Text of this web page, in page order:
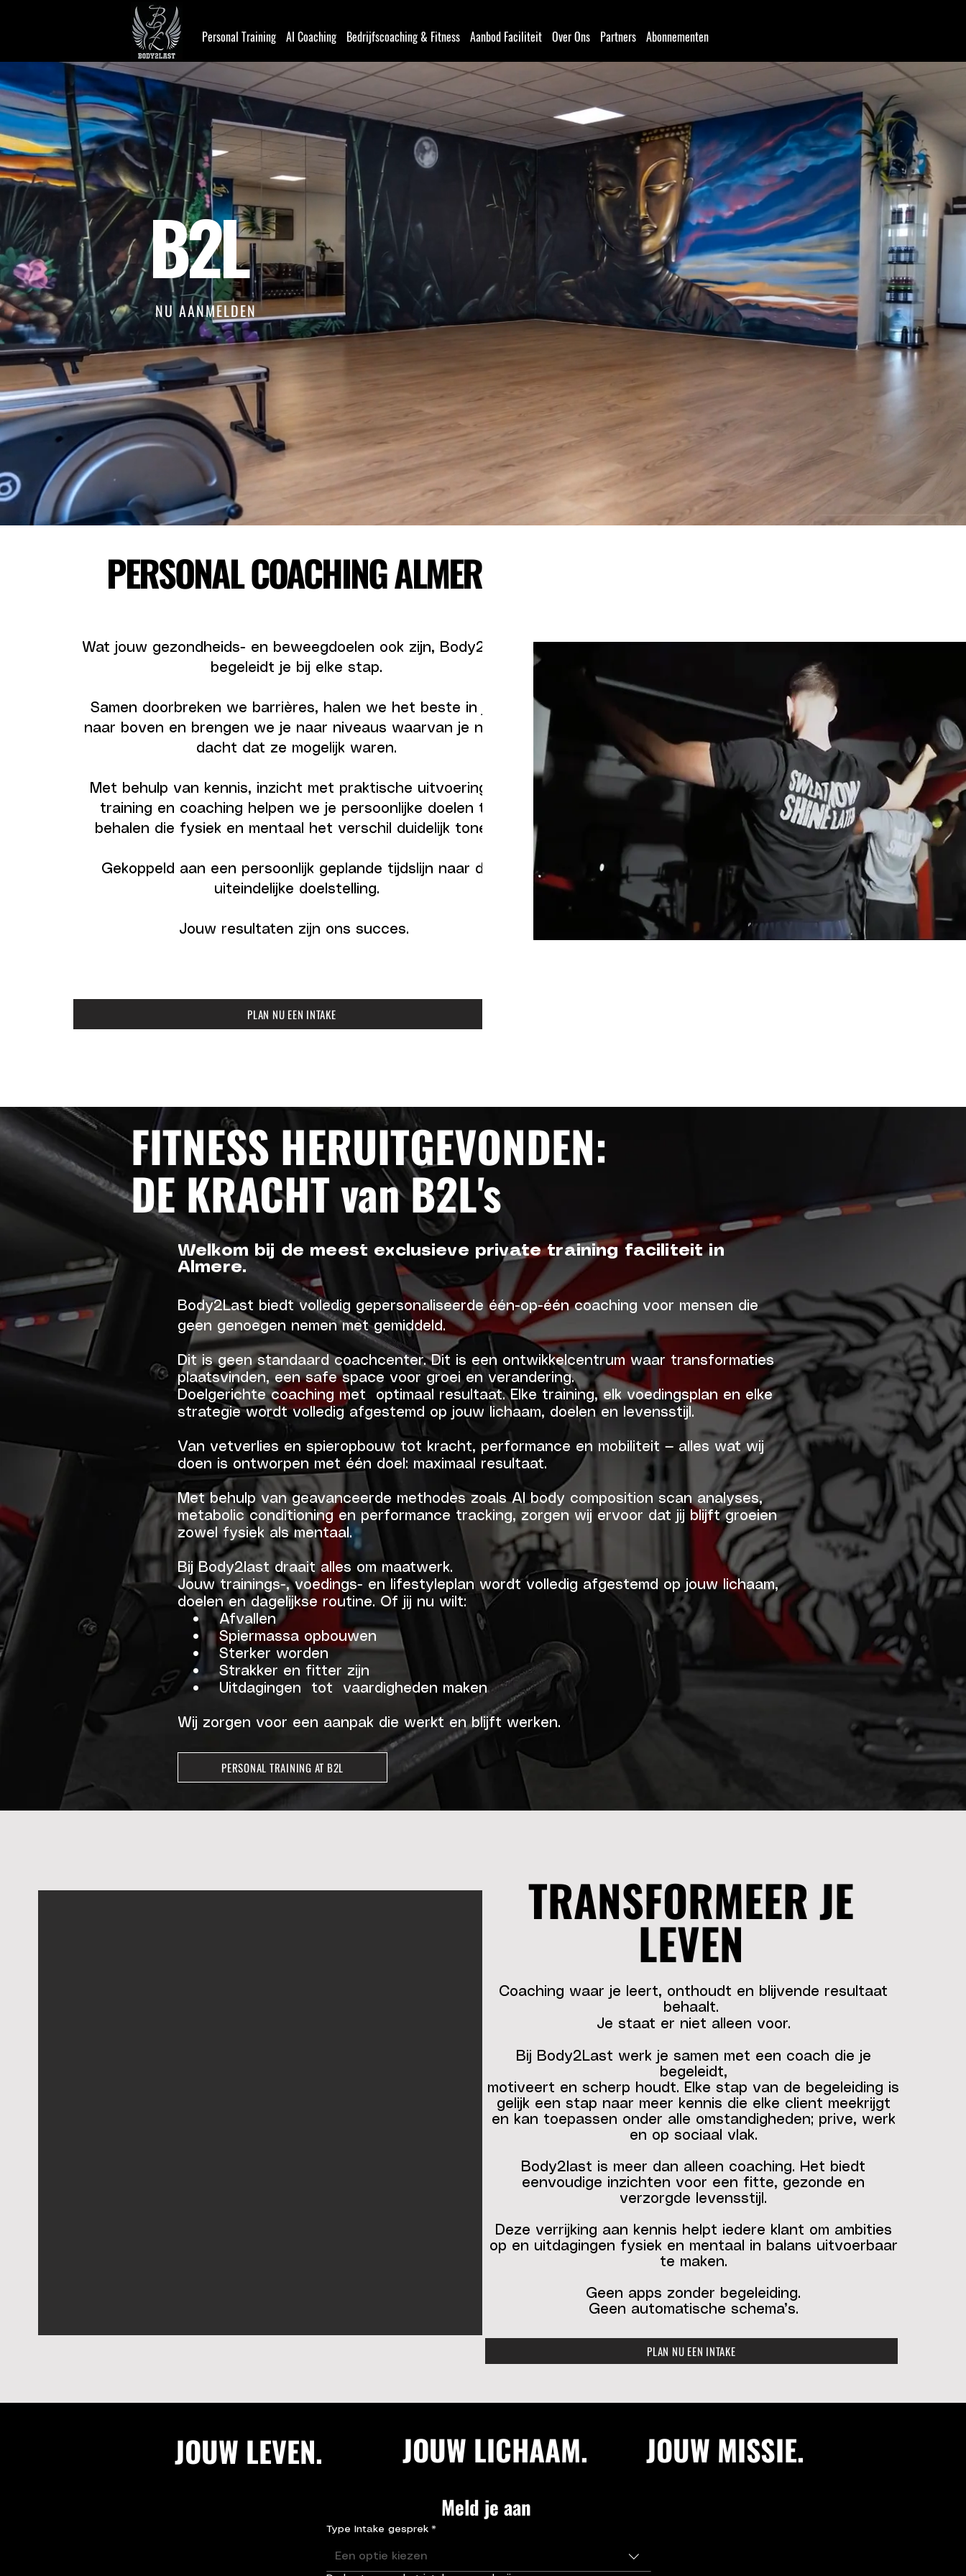
Personal Training AI Coaching Bedrijfscoaching & Fitness Aanbod Faciliteit Over Ons Partners Abonnementen
B2L
NU AANMELDEN
PERSONAL COACHING ALMERE
Wat jouw gezondheids- en beweegdoelen ook zijn, Body2last
begeleidt je bij elke stap.
Samen doorbreken we barrières, halen we het beste in jou
naar boven en brengen we je naar niveaus waarvan je nooit
dacht dat ze mogelijk waren.
Met behulp van kennis, inzicht met praktische uitvoering in
training en coaching helpen we je persoonlijke doelen te
behalen die fysiek en mentaal het verschil duidelijk tonen.
Gekoppeld aan een persoonlijk geplande tijdslijn naar de
uiteindelijke doelstelling.
Jouw resultaten zijn ons succes.
PLAN NU EEN INTAKE
FITNESS HERUITGEVONDEN:
DE KRACHT van B2L's
Welkom bij de meest exclusieve private training faciliteit in
Almere.
Body2Last biedt volledig gepersonaliseerde één-op-één coaching voor mensen die
geen genoegen nemen met gemiddeld.
Dit is geen standaard coachcenter. Dit is een ontwikkelcentrum waar transformaties
plaatsvinden, een safe space voor groei en verandering.
Doelgerichte coaching met optimaal resultaat. Elke training, elk voedingsplan en elke
strategie wordt volledig afgestemd op jouw lichaam, doelen en levensstijl.
Van vetverlies en spieropbouw tot kracht, performance en mobiliteit — alles wat wij
doen is ontworpen met één doel: maximaal resultaat.
Met behulp van geavanceerde methodes zoals AI body composition scan analyses,
metabolic conditioning en performance tracking, zorgen wij ervoor dat jij blijft groeien
zowel fysiek als mentaal.
Bij Body2last draait alles om maatwerk.
Jouw trainings-, voedings- en lifestyleplan wordt volledig afgestemd op jouw lichaam,
doelen en dagelijkse routine. Of jij nu wilt:
• Afvallen
• Spiermassa opbouwen
• Sterker worden
• Strakker en fitter zijn
• Uitdagingen tot vaardigheden maken
Wij zorgen voor een aanpak die werkt en blijft werken.
PERSONAL TRAINING AT B2L
TRANSFORMEER JE
LEVEN
Coaching waar je leert, onthoudt en blijvende resultaat
behaalt.
​Je staat er niet alleen voor.
Bij Body2Last werk je samen met een coach die je
begeleidt,
motiveert en scherp houdt. Elke stap van de begeleiding is
gelijk een stap naar meer kennis die elke client meekrijgt
en kan toepassen onder alle omstandigheden; prive, werk
en op sociaal vlak.
Body2last is meer dan alleen coaching. Het biedt
eenvoudige inzichten voor een fitte, gezonde en
verzorgde levensstijl.
Deze verrijking aan kennis helpt iedere klant om ambities
op en uitdagingen fysiek en mentaal in balans uitvoerbaar
te maken.
Geen apps zonder begeleiding.
Geen automatische schema’s.
PLAN NU EEN INTAKE
JOUW LEVEN. JOUW LICHAAM. JOUW MISSIE.
Type Intake gesprek *
Een optie kiezen